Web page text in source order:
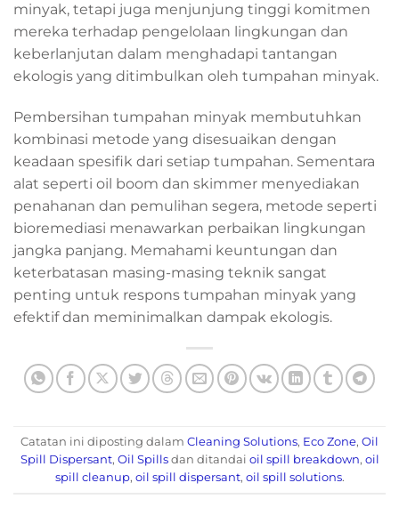
minyak, tetapi juga menjunjung tinggi komitmen
mereka terhadap pengelolaan lingkungan dan
keberlanjutan dalam menghadapi tantangan
ekologis yang ditimbulkan oleh tumpahan minyak.
Pembersihan tumpahan minyak membutuhkan
kombinasi metode yang disesuaikan dengan
keadaan spesifik dari setiap tumpahan. Sementara
alat seperti oil boom dan skimmer menyediakan
penahanan dan pemulihan segera, metode seperti
bioremediasi menawarkan perbaikan lingkungan
jangka panjang. Memahami keuntungan dan
keterbatasan masing-masing teknik sangat
penting untuk respons tumpahan minyak yang
efektif dan meminimalkan dampak ekologis.
Catatan ini diposting dalam Cleaning Solutions, Eco Zone, Oil
Spill Dispersant, Oil Spillsdan ditandai oil spill breakdown, oil
spill cleanup, oil spill dispersant, oil spill solutions.